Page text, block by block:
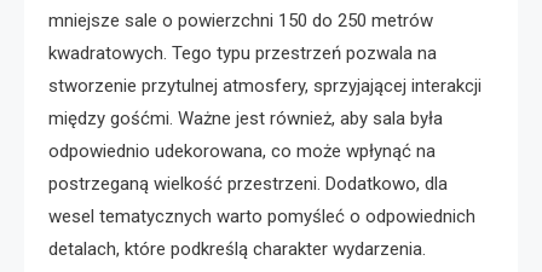
mniejsze sale o powierzchni 150 do 250 metrów
kwadratowych. Tego typu przestrzeń pozwala na
stworzenie przytulnej atmosfery, sprzyjającej interakcji
między gośćmi. Ważne jest również, aby sala była
odpowiednio udekorowana, co może wpłynąć na
postrzeganą wielkość przestrzeni. Dodatkowo, dla
wesel tematycznych warto pomyśleć o odpowiednich
detalach, które podkreślą charakter wydarzenia.